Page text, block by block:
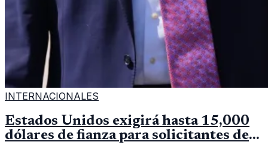
INTERNACIONALES
Estados Unidos exigirá hasta 15,000
dólares de fianza para solicitantes de